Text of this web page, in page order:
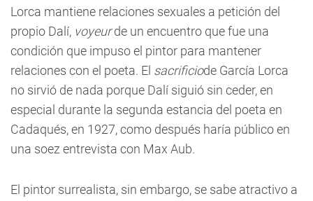
Lorca mantiene relaciones sexuales a petición del
propio Dalí, voyeurde un encuentro que fue una
condición que impuso el pintor para mantener
relaciones con el poeta. El sacrificiode García Lorca
no sirvió de nada porque Dalí siguió sin ceder, en
especial durante la segunda estancia del poeta en
Cadaqués, en 1927, como después haría público en
una soez entrevista con Max Aub.
El pintor surrealista, sin embargo, se sabe atractivo a